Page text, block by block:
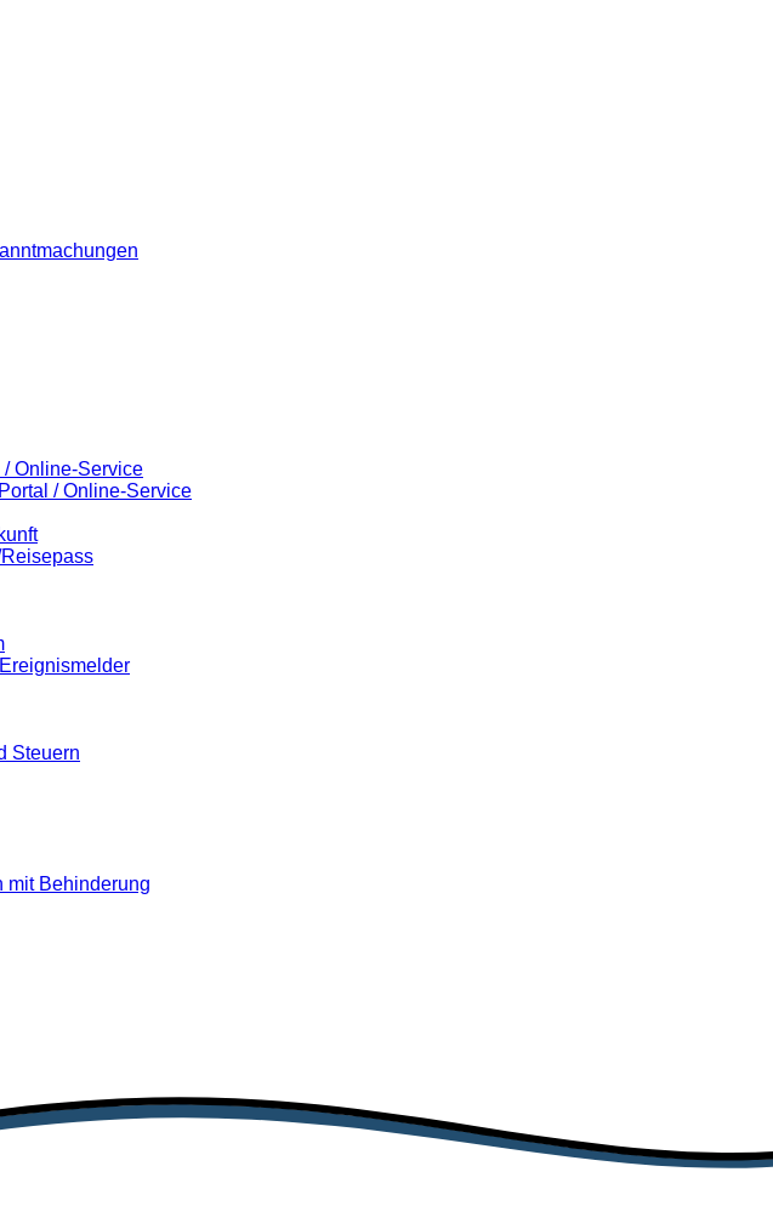
Online-Service
/ Online-Service
Steuern
mit Behinderung